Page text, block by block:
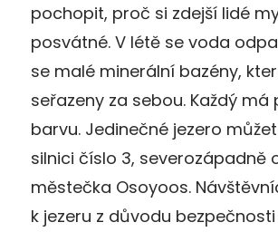
pochopit, proč si zdejší lidé
posvátné. V létě se voda
se malé minerální bazény,
seřazeny za sebou. Každý má
barvu. Jedinečné jezero
silnici číslo 3, severozápadně
městečka Osoyoos.
k jezeru z důvodu